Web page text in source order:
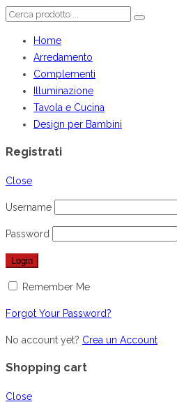
Home
Arredamento
Complementi
Illuminazione
Tavola e Cucina
Design per Bambini
Registrati
Close
Username
Password
Remember Me
Forgot Your Password?
No account yet? Crea un Account
Shopping cart
Close